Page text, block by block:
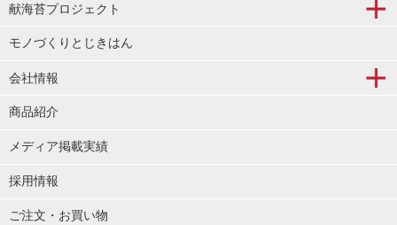
献海苔プロジェクト
モノづくりとじきはん
会社情報
商品紹介
メディア掲載実績
採用情報
ご注文・お買い物